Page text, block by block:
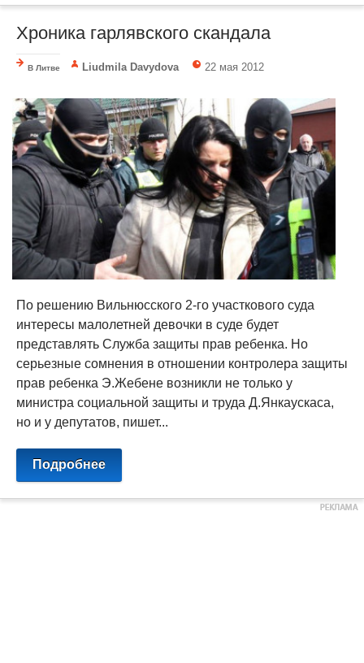
Хроника гарлявского скандала
В Литве Liudmila Davydova 22 мая 2012
По решению Вильнюсского 2-го участкового суда
интересы малолетней девочки в суде будет
представлять Служба защиты прав ребенка. Но
серьезные сомнения в отношении контролера защиты
прав ребенка Э.Жебене возникли не только у
министра социальной защиты и труда Д.Янкаускаса,
но и у депутатов, пишет...
Подробнее